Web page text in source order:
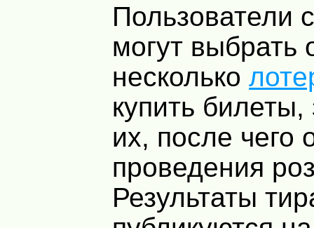
Пользователи
могут выбрать
несколько
купить билеты,
их, после чего
проведения
Результаты